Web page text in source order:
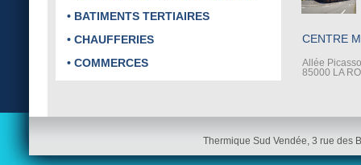
• BATIMENTS TERTIAIRES
• CHAUFFERIES
• COMMERCES
CENTRE
Allée
85000 LA
Thermique Sud Vendée, 3 rue des